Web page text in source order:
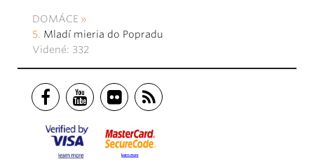
DOMÁCE
Mladí mieria do Popradu
Videné: 332